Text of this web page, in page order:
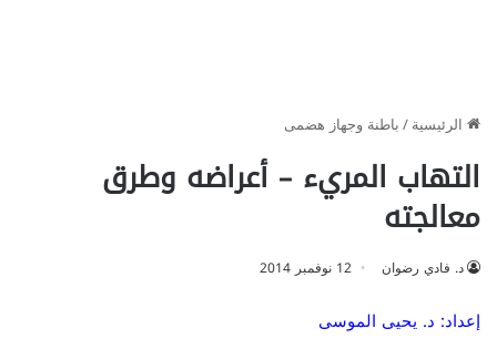
الرئيسية/باطنة وجهاز هضمى
التهاب المريء – أعراضه وطرق
معالجته
د. فادي رضوان 12 نوفمبر 2014
إعداد: د. يحيى الموسى